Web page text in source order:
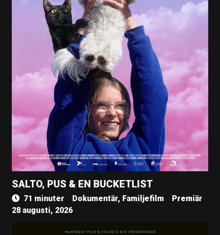
SALTO, PUS & EN BUCKETLIST
71 minuter Dokumentär, Familjefilm
Premiär
28 augusti, 2026